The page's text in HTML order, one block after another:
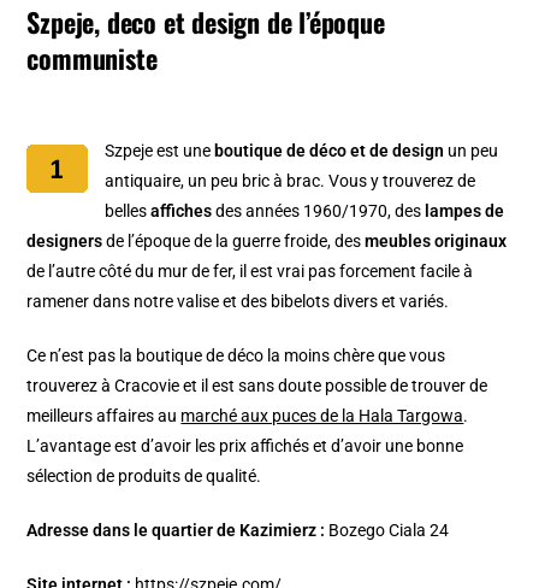
Szpeje, deco et design de l’époque
communiste
Szpeje est une boutique de déco et de design un peu
antiquaire, un peu bric à brac. Vous y trouverez de
bellesaffichesdes années 1960/1970, des lampes de
designersde l’époque de la guerre froide, desmeubles originaux
de l’autre côté du mur de fer, il est vrai pas forcement facile à
ramener dans notre valise et des bibelots divers et variés.
Ce n’est pas la boutique de déco la moins chère que vous
trouverez à Cracovie et il est sans doute possible de trouver de
meilleurs affaires au marché aux puces de la Hala Targowa.
L’avantage est d’avoir les prix affichés et d’avoir une bonne
sélection de produits de qualité.
Adresse dans le quartier de Kazimierz : Bozego Ciala 24
Site internet : https://szpeje.com/